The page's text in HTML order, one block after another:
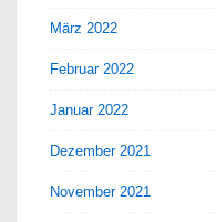
März 2022
Februar 2022
Januar 2022
Dezember 2021
November 2021